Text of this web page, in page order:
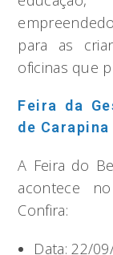
para as
oficinas que
Feira da
de Carapina
A Feira do
acontece
Confira:
Data: 22/